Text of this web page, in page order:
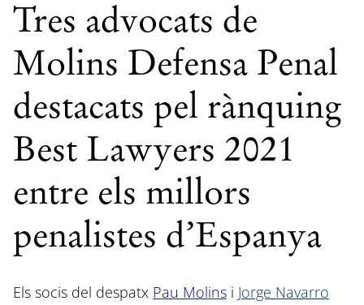
Tres advocats de
Molins Defensa Penal
destacats pel rànquing
Best Lawyers 2021
entre els millors
penalistes d’Espanya
Els socis del despatx Pau Molins i Jorge Navarro